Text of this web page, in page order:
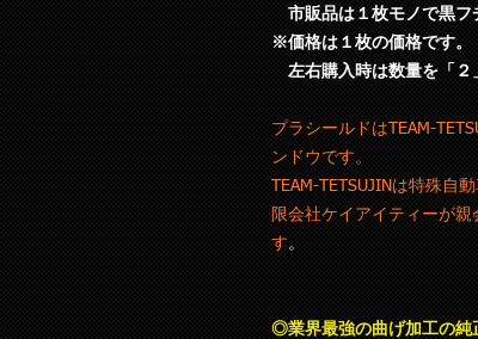
市販品は１枚モノで黒フ
※価格は１枚の価格です。
左右購入時は数量を「２
プラシールドはTEAM-
ンドウです。
TEAM-TETSUJINは特殊自
限会社ケイアイティーが
す 。
◎業界最強の曲げ加工の純